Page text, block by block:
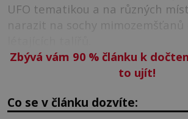
UFO tematikou a na různých
narazit na sochy mimozemšťanů
Zbývá vám 90 %článku k
to ujít!
Co se v článku dozvíte: